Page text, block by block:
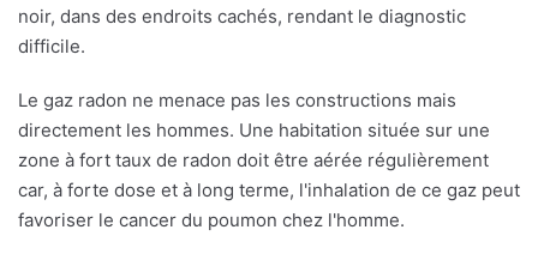
noir, dans des endroits cachés, rendant le diagnostic
difficile.
Le gaz radon ne menace pas les constructions mais
directement les hommes. Une habitation située sur une
zone à fort taux de radon doit être aérée régulièrement
car, à forte dose et à long terme, l'inhalation de ce gaz peut
favoriser le cancer du poumon chez l'homme.